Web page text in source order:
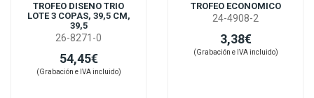
TROFEO DISENO TRIO
LOTE 3 COPAS, 39,5 CM,
39,5
26-8271-0
54,45€
(Grabación e IVA incluido)
TROFEO ECONOMICO
24-4908-2
3,38€
(Grabación e IVA incluido)